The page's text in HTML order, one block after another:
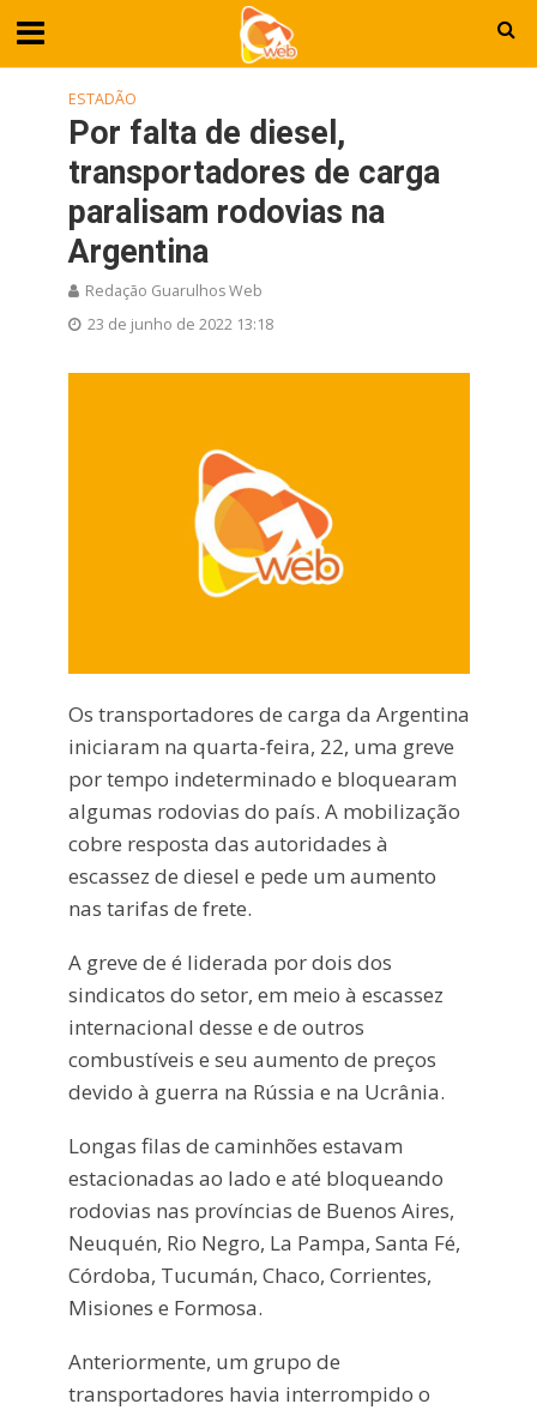
ESTADÃO
Por falta de diesel,
transportadores de carga
paralisam rodovias na
Argentina
Redação Guarulhos Web
23 de junho de 2022 13:18
Os transportadores de carga da Argentina
iniciaram na quarta-feira, 22, uma greve
por tempo indeterminado e bloquearam
algumas rodovias do país. A mobilização
cobre resposta das autoridades à
escassez de diesel e pede um aumento
nas tarifas de frete.
A greve de é liderada por dois dos
sindicatos do setor, em meio à escassez
internacional desse e de outros
combustíveis e seu aumento de preços
devido à guerra na Rússia e na Ucrânia.
Longas filas de caminhões estavam
estacionadas ao lado e até bloqueando
rodovias nas províncias de Buenos Aires,
Neuquén, Rio Negro, La Pampa, Santa Fé,
Córdoba, Tucumán, Chaco, Corrientes,
Misiones e Formosa.
Anteriormente, um grupo de
transportadores havia interrompido o